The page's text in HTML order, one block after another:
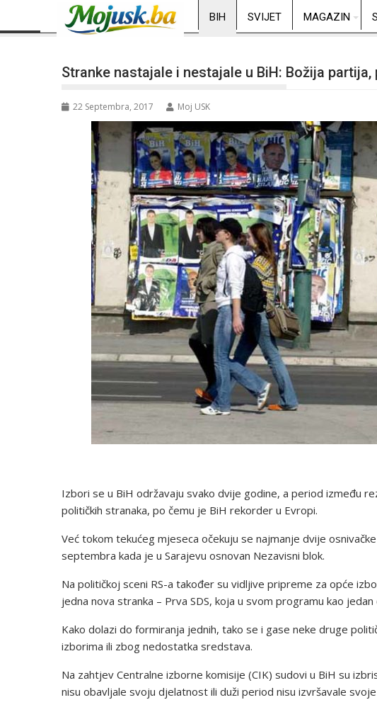
BIH SVIJET MAGAZIN
Stranke nastajale i nestajale u BiH: Božija
22 Septembra, 2017 Moj USK
Izbori se u BiH održavaju svako dvije godine, a period između
političkih stranaka, po čemu je BiH rekorder u Evropi.
Već tokom tekućeg mjeseca očekuju se najmanje dvije
septembra kada je u Sarajevu osnovan Nezavisni blok.
Na političkoj sceni RS-a također su vidljive pripreme za opće
jedna nova stranka – Prva SDS, koja u svom programu kao
Kako dolazi do formiranja jednih, tako se i gase neke druge
izborima ili zbog nedostatka sredstava.
Na zahtjev Centralne izborne komisije (CIK) sudovi u BiH su
nisu obavljale svoju djelatnost ili duži period nisu izvršavale